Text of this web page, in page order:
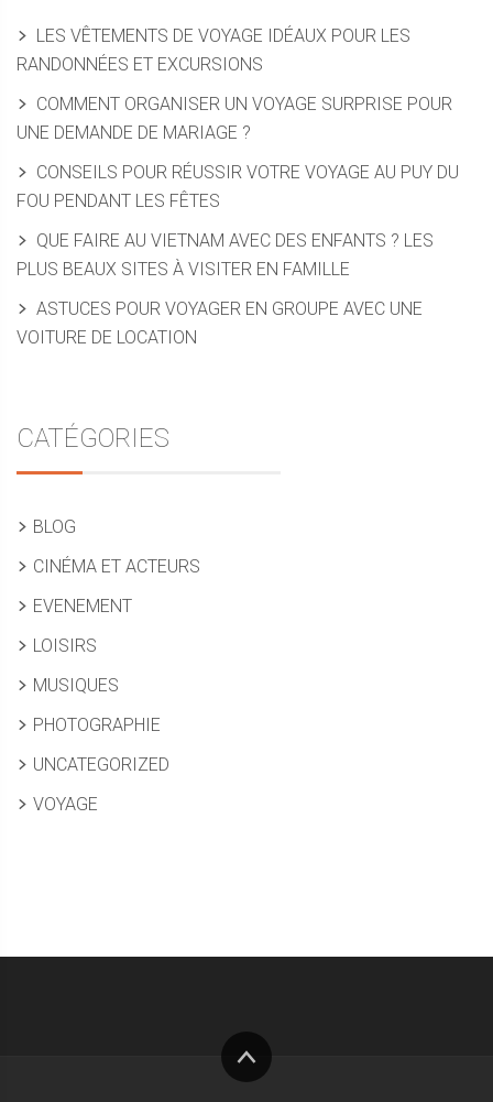
LES VÊTEMENTS DE VOYAGE IDÉAUX POUR LES
RANDONNÉES ET EXCURSIONS
COMMENT ORGANISER UN VOYAGE SURPRISE POUR
UNE DEMANDE DE MARIAGE ?
CONSEILS POUR RÉUSSIR VOTRE VOYAGE AU PUY DU
FOU PENDANT LES FÊTES
QUE FAIRE AU VIETNAM AVEC DES ENFANTS ? LES
PLUS BEAUX SITES À VISITER EN FAMILLE
ASTUCES POUR VOYAGER EN GROUPE AVEC UNE
VOITURE DE LOCATION
CATÉGORIES
BLOG
CINÉMA ET ACTEURS
EVENEMENT
LOISIRS
MUSIQUES
PHOTOGRAPHIE
UNCATEGORIZED
VOYAGE